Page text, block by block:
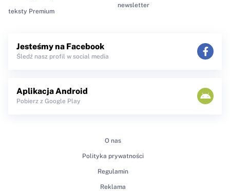
teksty Premium
newsletter
Jesteśmy na Facebook
Śledź nasz profil w social media
Aplikacja Android
Pobierz z Google Play
O nas
Polityka prywatności
Regulamin
Reklama